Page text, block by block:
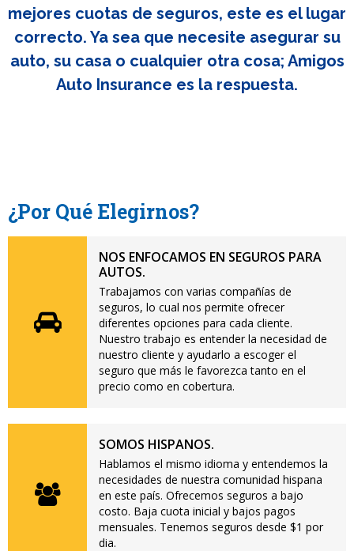
mejores cuotas de seguros, este es el lugar
correcto. Ya sea que necesite asegurar su
auto, su casa o cualquier otra cosa; Amigos
Auto Insurance es la respuesta.
¿Por Qué Elegirnos?
NOS ENFOCAMOS EN SEGUROS PARA
AUTOS.
Trabajamos con varias compañías de
seguros, lo cual nos permite ofrecer
diferentes opciones para cada cliente.
Nuestro trabajo es entender la necesidad de
nuestro cliente y ayudarlo a escoger el
seguro que más le favorezca tanto en el
precio como en cobertura.
SOMOS HISPANOS.
Hablamos el mismo idioma y entendemos la
necesidades de nuestra comunidad hispana
en este país. Ofrecemos seguros a bajo
costo. Baja cuota inicial y bajos pagos
mensuales. Tenemos seguros desde $1 por
dia.